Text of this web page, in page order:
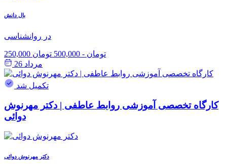
بال دانش
در روانشناسی
250,000 تومان - 500,000 تومان
مرداد 26
تکمیل شد
کارگاه تخصصی آموزشی روابط عاطفی | دکتر مهرنوش
دوائی
دکتر مهرنوش دوائی